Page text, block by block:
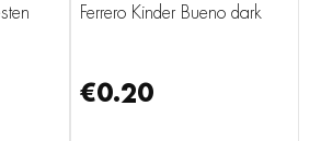
Ferrero Kinder Bueno dark
€0.20